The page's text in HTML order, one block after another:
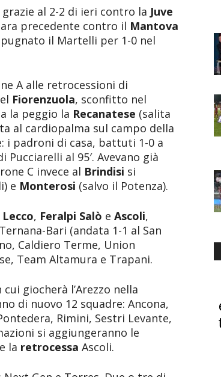
al 2-2 di ieri contro la Juve
precedente contro il Mantova
il Martelli per 1-0 nel
A alle retrocessioni di
Fiorenzuola, sconfitto nel
la peggio la Recanatese (salita
al cardiopalma sul campo della
i padroni di casa, battuti 1-0 a
al 95′. Avevano già
C invece al Brindisi si
e Monterosi (salvo il Potenza).
Lecco, Feralpi Salò e Ascoli,
Bari (andata 1-1 al San
Caldiero Terme, Union
Team Altamura e Trapani.
cui giocherà l’Arezzo nella
di nuovo 12 squadre: Ancona,
Rimini, Sestri Levante,
si aggiungeranno le
la retrocessa Ascoli.